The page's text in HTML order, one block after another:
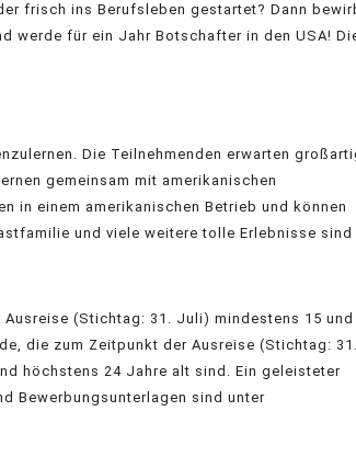
frisch ins Berufsleben gestartet? Dann
werde für ein Jahr Botschafter in den USA!
Die Teilnehmenden erwarten
gemeinsam mit amerikanischen
in einem amerikanischen Betrieb und können
und viele weitere tolle Erlebnisse sind
(Stichtag: 31. Juli) mindestens 15 und
die zum Zeitpunkt der Ausreise (Stichtag: 31.
höchstens 24 Jahre alt sind. Ein geleisteter
Bewerbungsunterlagen sind unter